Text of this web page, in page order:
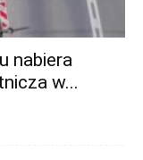
nabiera
w...